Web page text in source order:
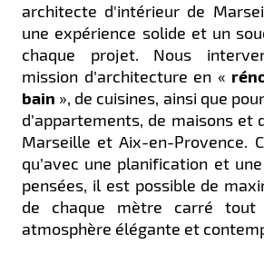
architecte d'intérieur de
une expérience solide et un
chaque projet. Nous
mission d’architecture en «
bain », de cuisines, ainsi que
d’appartements, de maisons et
Marseille et Aix-en-Provence.
qu’avec une planification et
pensées, il est possible de
de chaque mètre carré
atmosphère élégante et